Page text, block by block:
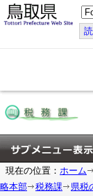
こ
の
ペ
ー
す
現在の位置： ホーム
略本部
税務課 県税